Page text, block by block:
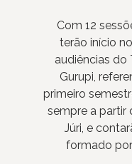
Com 12
terão início
audiências do
Gurupi,
primeiro
sempre a partir
Júri, e
formado